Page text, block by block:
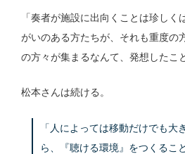
「奏者が施設に出向くことは珍し
がいのある方たちが、それも重度の
の方々が集まるなんて、発想したこ
松本さんは続ける。
「人によっては移動だけでも大
ら、『聴ける環境』をつくるこ